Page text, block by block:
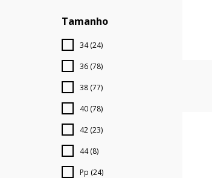
Tamanho
34 (24)
36 (78)
38 (77)
40 (78)
42 (23)
44 (8)
Pp (24)